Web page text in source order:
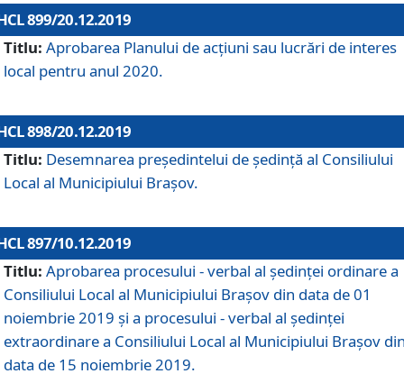
899/20.12.2019
Titlu: Aprobarea Planului de acţiuni sau lucrări de interes
local pentru anul 2020.
898/20.12.2019
Titlu: Desemnarea preşedintelui de şedinţă al Consiliului
Local al Municipiului Braşov.
897/10.12.2019
Titlu: Aprobarea procesului - verbal al şedinţei ordinare a
Consiliului Local al Municipiului Brașov din data de 01
noiembrie 2019 și a procesului - verbal al ședinței
extraordinare a Consiliului Local al Municipiului Brașov
data de 15 noiembrie 2019.